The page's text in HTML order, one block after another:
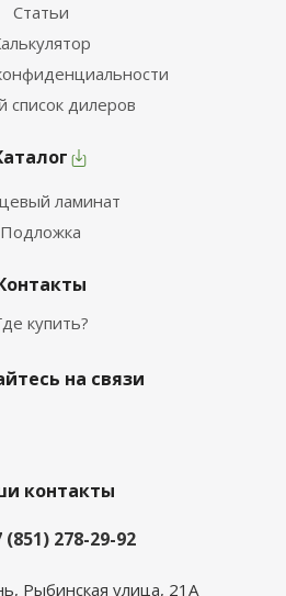
Статьи
список дилеров
ламинат
Подложка
купить?
на связи
контакты
(851) 278-29-92
Рыбинская улица, 21А